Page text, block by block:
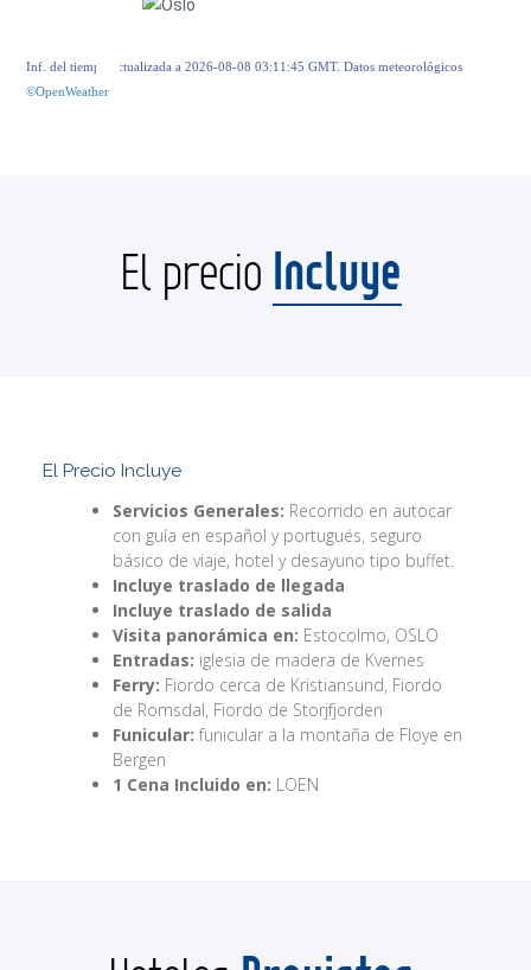
Inf. del tiempo actualizada a 2026-08-08 03:11:45 GMT. Datos meteorológicos
©OpenWeather
El precio Incluye
El Precio Incluye
Servicios Generales: Recorrido en autocar
con guía en español y portugués, seguro
básico de viaje, hotel y desayuno tipo buffet.
Incluye traslado de llegada
Incluye traslado de salida
Visita panorámica en: Estocolmo, OSLO
Entradas: iglesia de madera de Kvernes
Ferry: Fiordo cerca de Kristiansund, Fiordo
de Romsdal, Fiordo de Storjfjorden
Funicular: funicular a la montaña de Floye en
Bergen
1 Cena Incluido en: LOEN